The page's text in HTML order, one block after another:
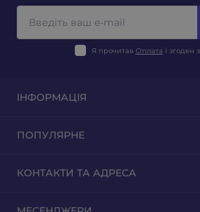
Я прочитав Оплата і згоден
ІНФОРМАЦІЯ
Відгуки
Повернення товару
ПОПУЛЯРНЕ
Тютюн для гільз
КОНТАКТИ ТА АДРЕСА